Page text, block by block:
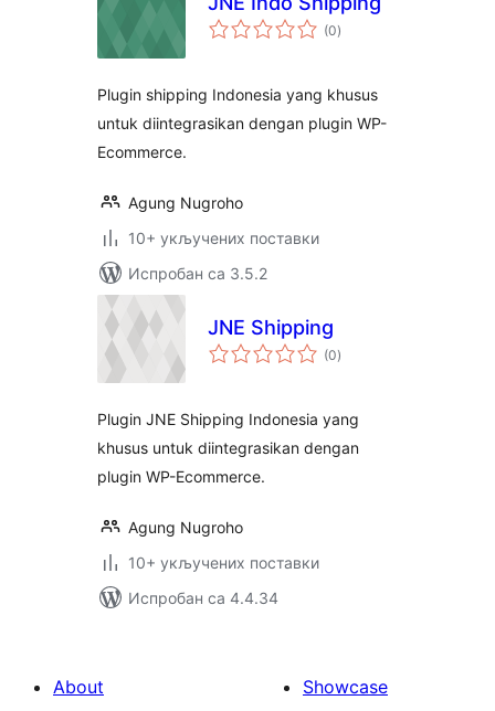
(0укупних
оцена
)
Plugin shipping Indonesia yang khusus
untuk diintegrasikan dengan plugin WP-
Ecommerce.
Agung Nugroho
10+ укључених поставки
Испробан са 3.5.2
JNE Shipping
(0укупних
оцена
)
Plugin JNE Shipping Indonesia yang
khusus untuk diintegrasikan dengan
plugin WP-Ecommerce.
Agung Nugroho
10+ укључених поставки
Испробан са 4.4.34
About
Showcase